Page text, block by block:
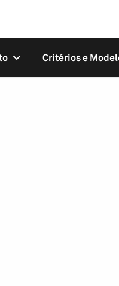
Critérios e